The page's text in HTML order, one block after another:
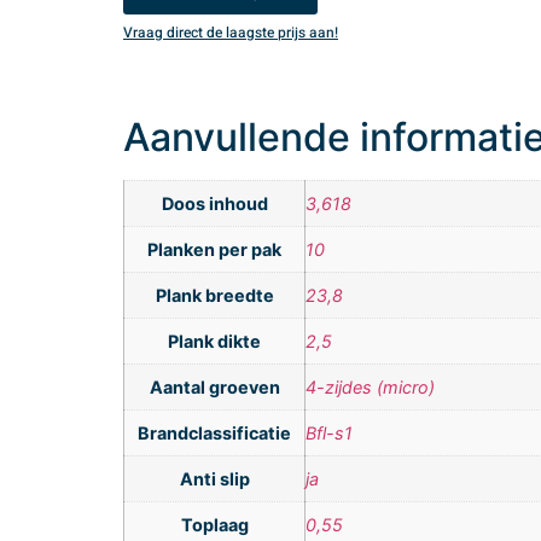
Vraag direct de laagste prijs aan!
Aanvullende
Doos inhoud 3,618
Planken per pak 10
Plank breedte 23,8
Plank dikte 2,5
Aantal groeven 4-zijdes (micro)
Brandclassificatie Bfl-s1
Anti slip ja
Toplaag 0,55